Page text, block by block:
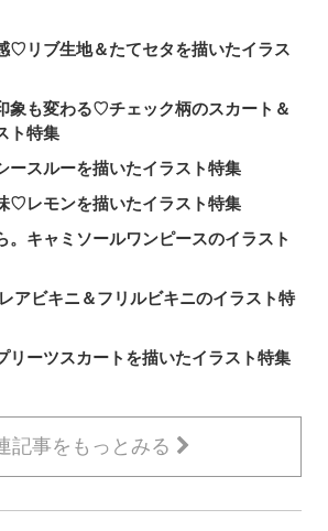
♡リブ生地＆たてセタを描いたイラス
象も変わる♡チェック柄のスカート＆
ト特集
スルーを描いたイラスト特集
♡レモンを描いたイラスト特集
。キャミソールワンピースのイラスト
アビキニ＆フリルビキニのイラスト特
リーツスカートを描いたイラスト特集
記事をもっとみる